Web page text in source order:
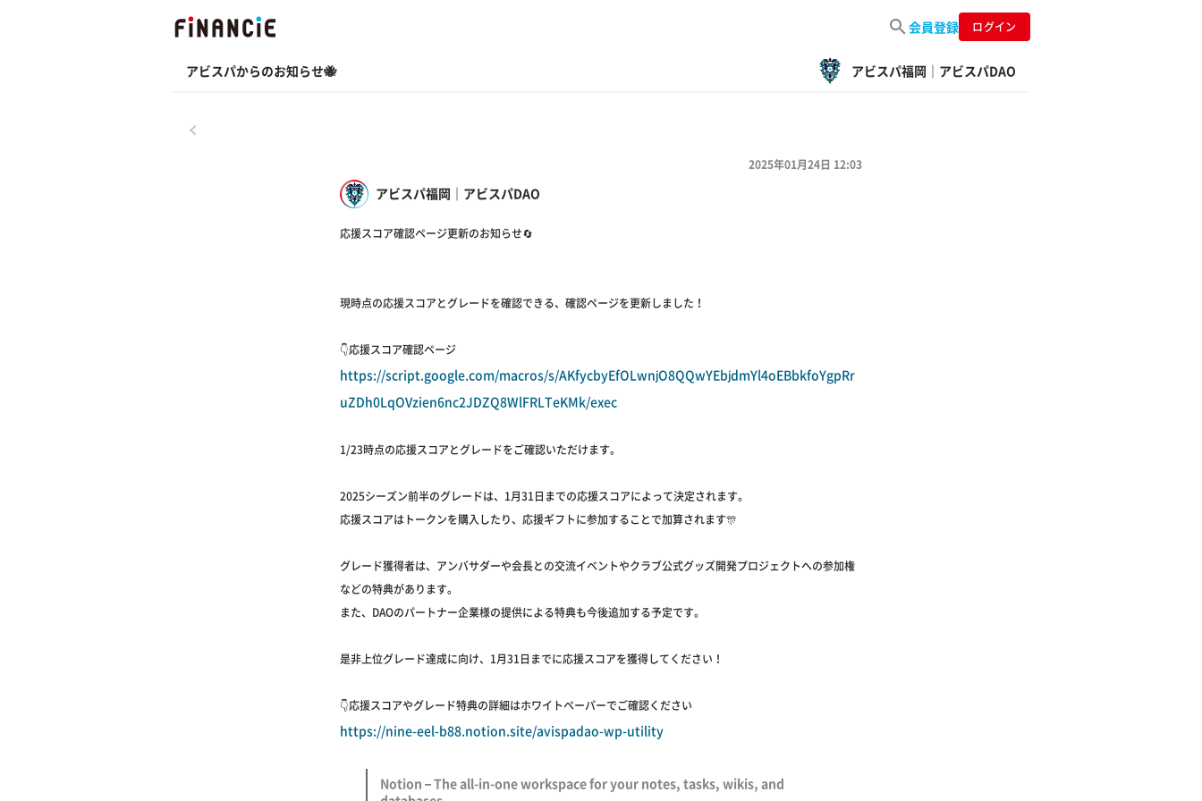
会員登録 ログイン
アビスパからのお知らせ🐝 アビスパ福岡｜アビスパDAO
アビスパ福岡｜アビスパDAO
2025年01月24日 12:03
応援スコア確認ページ更新のお知らせ🔄
現時点の応援スコアとグレードを確認できる、確認ページを更新しました！
👇応援スコア確認ページ
https://script.google.com/macros/s/AKfycbyEfOLwnjO8QQwYEbjdmYl4oEBbkfoYgpRr
uZDh0LqOVzien6nc2JDZQ8WlFRLTeKMk/exec
1/23時点の応援スコアとグレードをご確認いただけます。
2025シーズン前半のグレードは、1月31日までの応援スコアによって決定されます。
応援スコアはトークンを購入したり、応援ギフトに参加することで加算されます🎊
グレード獲得者は、アンバサダーや会長との交流イベントやクラブ公式グッズ開発プロジェクトへの参加権
などの特典があります。
また、DAOのパートナー企業様の提供による特典も今後追加する予定です。
是非上位グレード達成に向け、1月31日までに応援スコアを獲得してください！
👇応援スコアやグレード特典の詳細はホワイトペーパーでご確認ください
https://nine-eel-b88.notion.site/avispadao-wp-utility
Notion – The all-in-one workspace for your notes, tasks, wikis, and